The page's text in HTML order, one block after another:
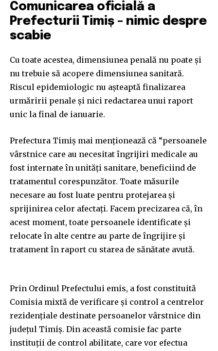
Comunicarea oficială a
Prefecturii Timiș – nimic despre
scabie
Cu toate acestea, dimensiunea penală nu poate și
nu trebuie să acopere dimensiunea sanitară.
Riscul epidemiologic nu așteaptă finalizarea
urmăririi penale și nici redactarea unui raport
unic la final de ianuarie.
Prefectura Timiș mai menționează că “persoanele
vârstnice care au necesitat îngrijiri medicale au
fost internate în unități sanitare, beneficiind de
tratamentul corespunzător. Toate măsurile
necesare au fost luate pentru protejarea și
sprijinirea celor afectați. Facem precizarea că, în
acest moment, toate persoanele identificate și
relocate în alte centre au parte de îngrijire și
tratament în raport cu starea de sănătate avută.
Prin Ordinul Prefectului emis, a fost constituită
Comisia mixtă de verificare și control a centrelor
rezidențiale destinate persoanelor vârstnice din
județul Timiș. Din această comisie fac parte
instituții de control abilitate, care vor efectua